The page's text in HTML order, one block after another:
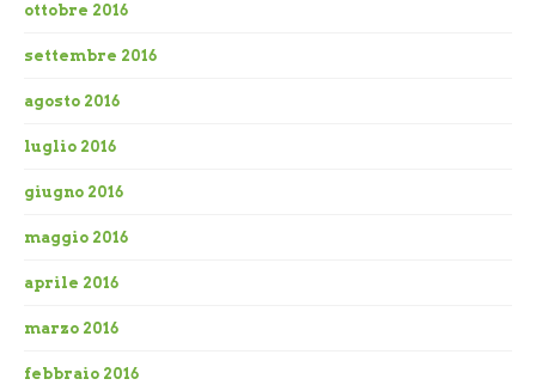
ottobre 2016
settembre 2016
agosto 2016
luglio 2016
giugno 2016
maggio 2016
aprile 2016
marzo 2016
febbraio 2016